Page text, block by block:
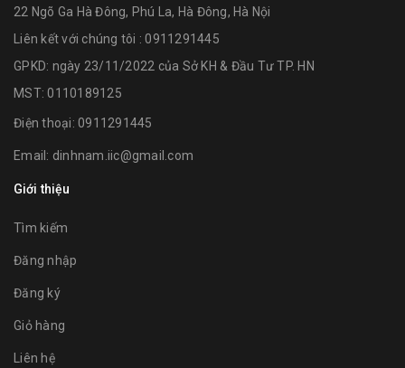
22 Ngõ Ga Hà Đông, Phú La, Hà Đông, Hà Nội
Liên kết với chúng tôi : 0911291445
GPKD: ngày 23/11/2022 của Sở KH & Đầu Tư TP. HN
MST: 0110189125
Điện thoại: 0911291445
Email: dinhnam.iic@gmail.com
Giới thiệu
Tìm kiếm
Đăng nhập
Đăng ký
Giỏ hàng
Liên hệ